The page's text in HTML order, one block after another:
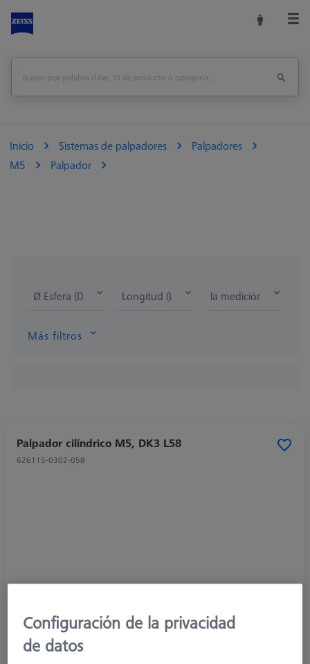
Inicio Sistemas de palpadores
Palpadores
M5
Palpador
Ø Esfera (DK) Longitud (L) la medición de la
Más filtros
Palpador cilíndrico M5, DK3 L58
626115-0302-058
Configuración de la privacidad
de datos